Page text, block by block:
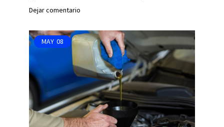
Dejar comentario
MAY 08